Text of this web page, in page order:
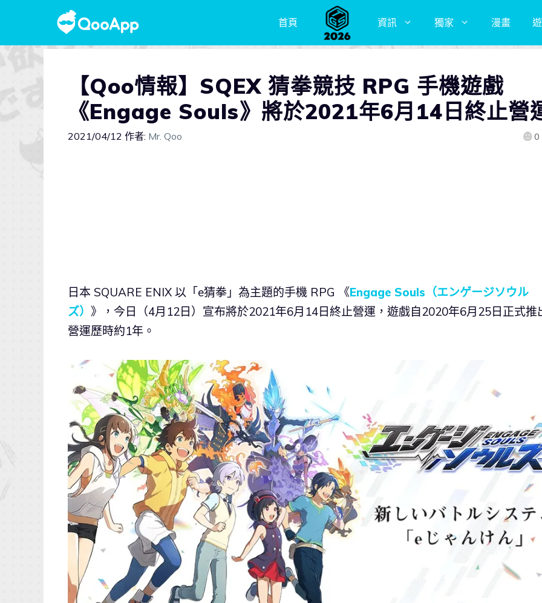
首頁 資訊 獨家 漫畫
【Qoo情報】SQEX 猜拳競技 RPG 手機遊戲
《Engage Souls》將於2021年6月14日終止營
2021/04/12 作者: Mr. Qoo 0
日本 SQUARE ENIX 以「e猜拳」為主題的手機 RPG 《Engage Souls（エンゲージソウル
ズ） 》，今日（4月12日）宣布將於2021年6月14日終止營運，遊戲自2020年6月25日正式推
營運歷時約1年。